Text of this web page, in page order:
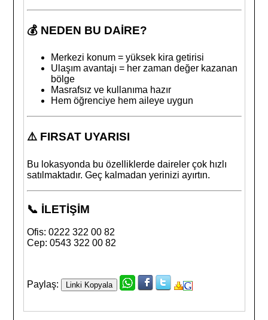
💰 NEDEN BU DAİRE?
Merkezi konum = yüksek kira getirisi
Ulaşım avantajı = her zaman değer kazanan
bölge
Masrafsız ve kullanıma hazır
Hem öğrenciye hem aileye uygun
⚠️ FIRSAT UYARISI
Bu lokasyonda bu özelliklerde daireler çok hızlı
satılmaktadır. Geç kalmadan yerinizi ayırtın.
📞 İLETİŞİM
Ofis: 0222 322 00 82
Cep: 0543 322 00 82
Paylaş: